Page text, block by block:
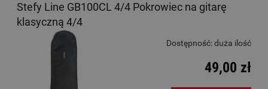
Stefy Line GB100CL 4/4 Pokrowiec na gitarę
klasyczną 4/4
Dostępność:duża ilość
49,00 zł